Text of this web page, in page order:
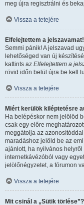
meg újra regisztrálni és
Vissza a tetejére
Elfelejtettem a jelszavamat!
Semmi pánik! A jelszavad
lehetőséged van új
kattints az Elfelejtettem a
rövid időn belül újra be kell
Vissza a tetejére
Miért kerülök kiléptetésre
Ha belépéskor nem jelölöd
csak egy előre
meggátolja az
maradáshoz jelöld be az
ajánlott, ha nyilvános
internetkávézóból vagy
jelölőnégyzetet, a fórumon
Vissza a tetejére
Mit csinál a „Sütik törlése”?